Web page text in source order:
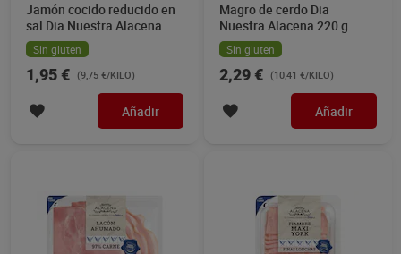
Jamón cocido reducido en
sal Dia Nuestra Alacena
200 g
Sin gluten
1,95 € (9,75 €/KILO)
Añadir
Magro de cerdo Dia
Nuestra Alacena 220 g
Sin gluten
2,29 € (10,41 €/KILO)
Añadir